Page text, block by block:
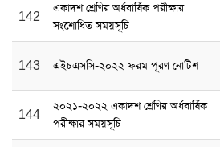
142
একাদশ শ্রেণির অর্ধবার্ষিক পরীক্ষার
সংশোধিত সময়সূচি
143 এইচএসসি-২০২২ ফরম পূরণ নোটিশ
144
২০২১-২০২২ একাদশ শ্রেণির অর্ধবার্ষিক
পরীক্ষার সময়সূচি